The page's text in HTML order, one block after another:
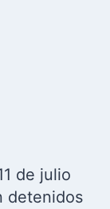
de julio
detenidos